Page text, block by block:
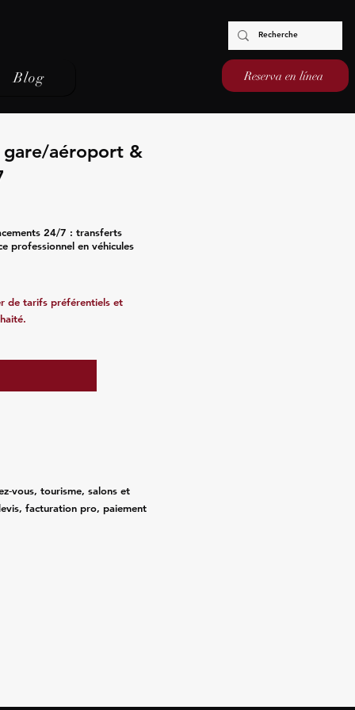
Blog Reserva en línea
gare/aéroport &
24/7 : transferts
professionnel en véhicules
de tarifs préférentiels et
tourisme, salons et
facturation pro, paiement